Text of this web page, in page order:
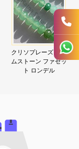
クリソプレーズ ジェ
ムストーン ファセッ
ト ロンデル